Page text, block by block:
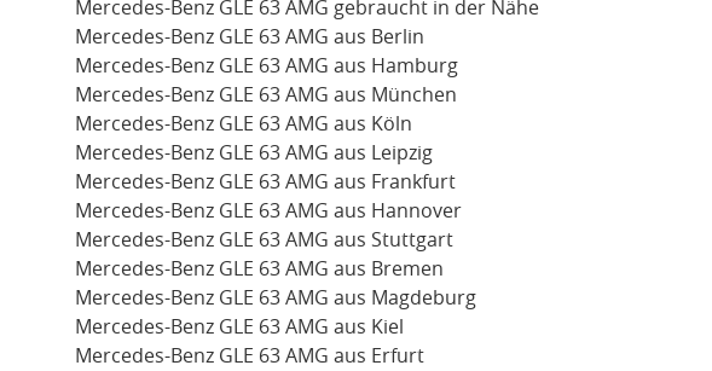
Mercedes-Benz GLE 63 AMG gebraucht in der Nähe
Mercedes-Benz GLE 63 AMG aus Berlin
Mercedes-Benz GLE 63 AMG aus Hamburg
Mercedes-Benz GLE 63 AMG aus München
Mercedes-Benz GLE 63 AMG aus Köln
Mercedes-Benz GLE 63 AMG aus Leipzig
Mercedes-Benz GLE 63 AMG aus Frankfurt
Mercedes-Benz GLE 63 AMG aus Hannover
Mercedes-Benz GLE 63 AMG aus Stuttgart
Mercedes-Benz GLE 63 AMG aus Bremen
Mercedes-Benz GLE 63 AMG aus Magdeburg
Mercedes-Benz GLE 63 AMG aus Kiel
Mercedes-Benz GLE 63 AMG aus Erfurt